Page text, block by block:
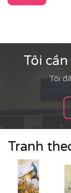
Tôi
Tôi
Tranh